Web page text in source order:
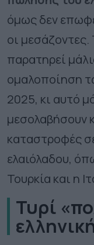
όμως δεν
οι μεσάζοντες.
παρατηρεί
ομαλοποίηση
2025, κι αυτό
μεσολαβήσουν
καταστροφές
ελαιόλαδου,
Τουρκία και η
Τυρί